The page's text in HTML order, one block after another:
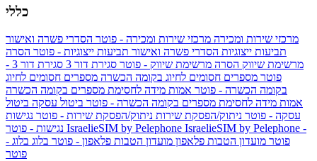
כללי
מרכזי שירות ומכירה מרכזי שירות ומכירה - פוטר הסדרי פשרה ואישור
תביעות ייצוגיות הסדרי פשרה ואישור תביעות ייצוגיות - פוטר הסרה
מרשימת שיווק הסרה מרשימת שיווק - פוטר סגירת דור 3
סגירת דור 3 -
פוטר מספרים חסומים לחיוג בקומה הכשרה מספרים חסומים לחיוג
בקומה הכשרה - פוטר אמות מידה לחסימת מספרים בקומה הכשרה
אמות מידה לחסימת מספרים בקומה הכשרה - פוטר ביטול עסקה ביטול
עסקה - פוטר ניתוק/הפסקת שירות ניתוק/הפסקת שירות - פוטר נגישות
IsraelieSIM by Pelephone IsraelieSIM by Pelephone -
פוטר מועדון הטבות פלאפון מועדון הטבות פלאפון - פוטר בלוג בלוג -
פוטר